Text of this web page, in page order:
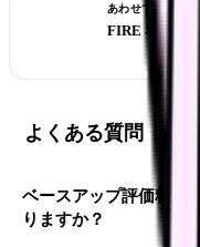
あわせて読みたい
FIRE 看護師
よくある質問
ベースアップ評価料が
りますか？